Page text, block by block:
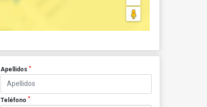
Apellidos *
Teléfono *